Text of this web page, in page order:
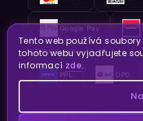
Tento web používá
tohoto webu vyjadřujete
informací zde.
Google Pay
DOPRAVA
PPL DPD